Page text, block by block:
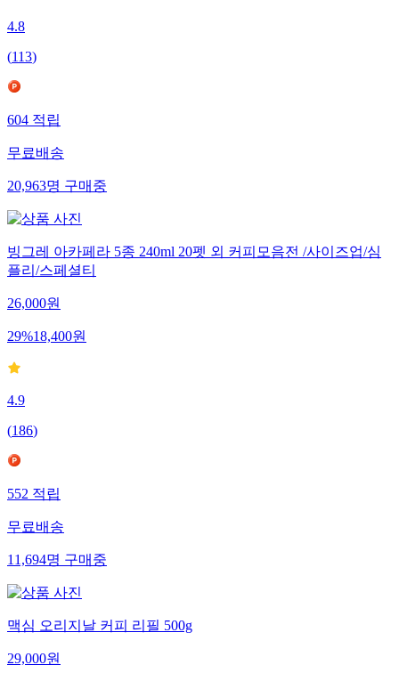
4.8
(113)
604적립
무료배송
20,963명구매중
빙그레 아카페라 5종 240ml 20펫 외 커피모음전 /사이즈업/심
플리/스페셜티
26,000원
29%18,400원
4.9
(186)
552적립
무료배송
11,694명구매중
맥심 오리지날 커피 리필 500g
29,000원